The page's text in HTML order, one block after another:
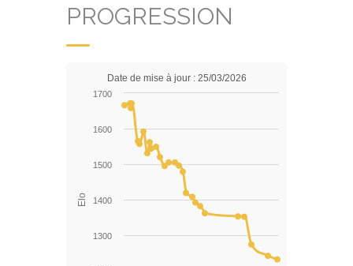
PROGRESSION
Elo
Date de mise à jour : 25/03/2026
1300
1400
1500
1600
1700